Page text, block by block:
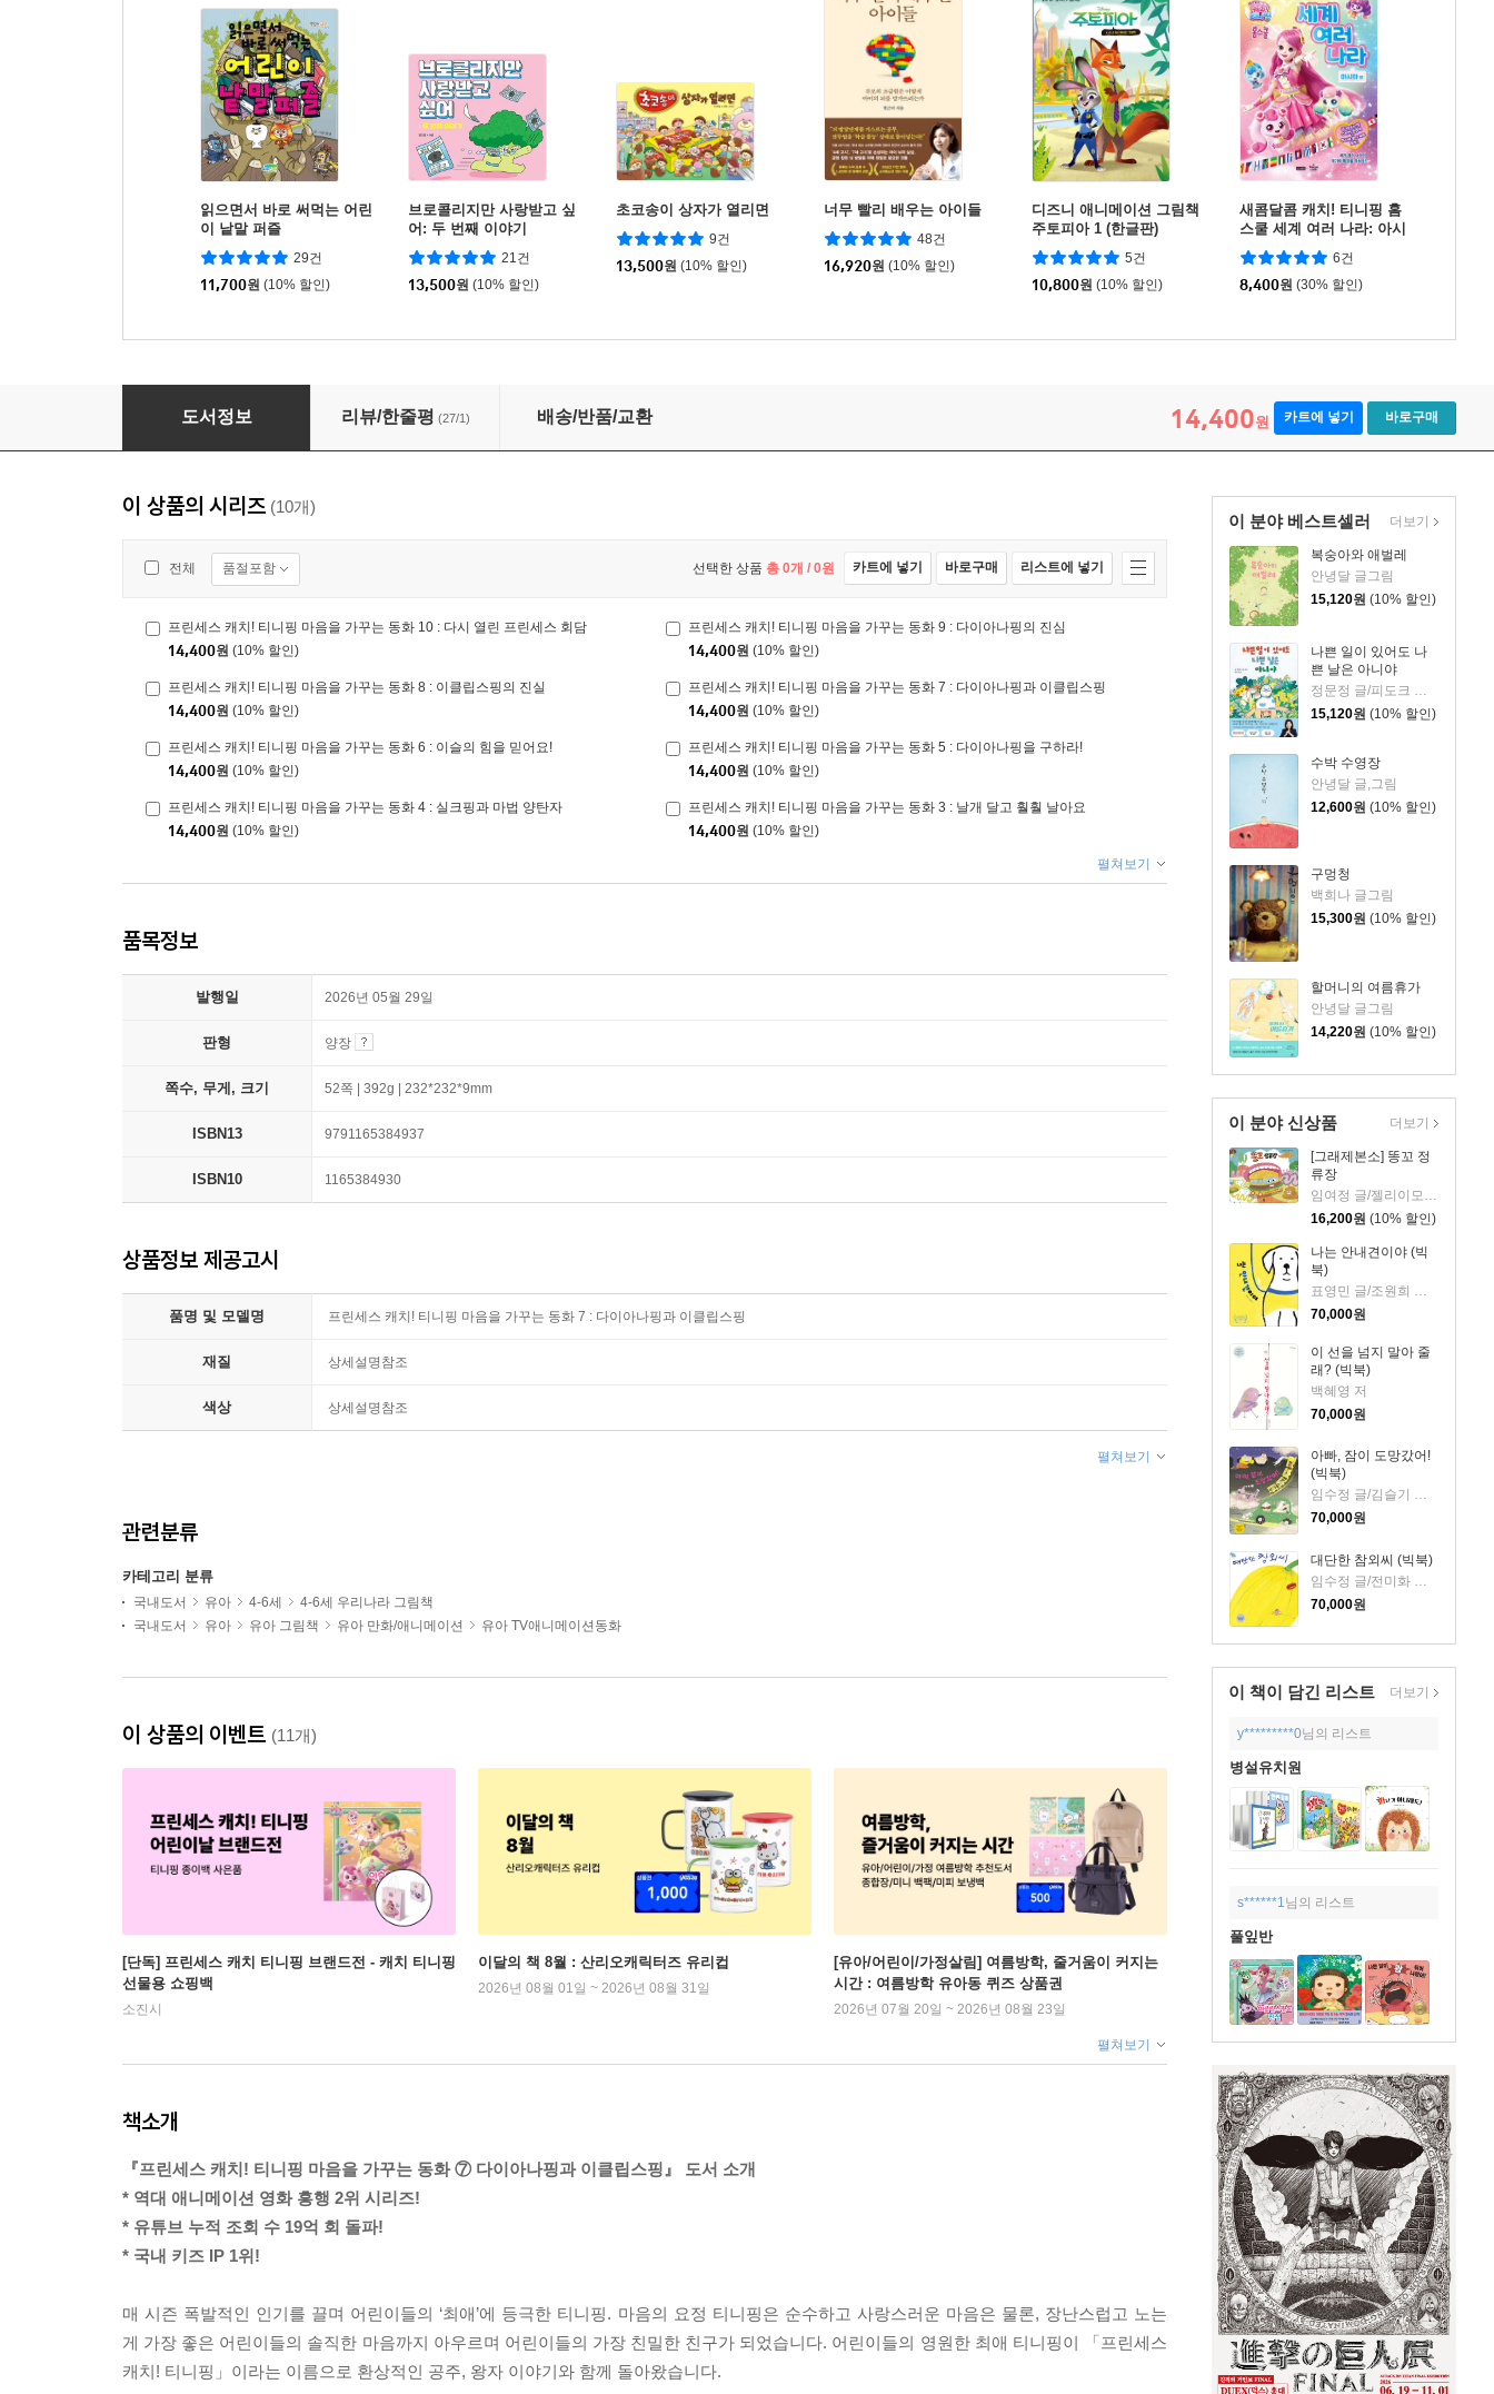
읽으면서 바로 써먹는 어린
이 낱말 퍼즐
29건
11,700원 (10% 할인)
브로콜리지만 사랑받고 싶
어: 두 번째 이야기
21건
13,500원 (10% 할인)
초코송이 상자가 열리면
9건
13,500원 (10% 할인)
너무 빨리 배우는 아이들
48건
16,920원 (10% 할인)
디즈니 애니메이션 그림책
주토피아 1 (한글판)
5건
10,800원 (10% 할인)
새콤달콤 캐치! 티니핑 홈
스쿨 세계 여러 나라: 아시
아편
6건
8,400원 (30% 할인)
프린세스 캐치! 티니핑 마음을 가꾸는 동화 7 : 다이아나핑과 이클립스핑
도서정보 리뷰/한줄평 (27/1) 배송/반품/교환 14,400원 카트에 넣기 바로구매
이 분야 베스트셀러
복숭아와 애벌레
안녕달 글그림
15,120원 (10% 할인)
나쁜 일이 있어도 나
쁜 날은 아니야
정문정 글/피도크 그림/천근아 감수
15,120원 (10% 할인)
수박 수영장
안녕달 글,그림
12,600원 (10% 할인)
구멍청
백희나 글그림
15,300원 (10% 할인)
할머니의 여름휴가
안녕달 글그림
14,220원 (10% 할인)
더보기
이 분야 신상품
[그래제본소] 똥꼬 정
류장
임여정 글/젤리이모 그림
16,200원 (10% 할인)
나는 안내견이야 (빅
북)
표영민 글/조원희 그림
70,000원
이 선을 넘지 말아 줄
래? (빅북)
백혜영 저
70,000원
아빠, 잠이 도망갔어!
(빅북)
70,000원
대단한 참외씨 (빅북)
임수정 글/전미화 그림
70,000원
더보기
이 책이 담긴 리스트 더보기
y*********0님의 리스트
병설유치원
s******1님의 리스트
풀잎반
이 상품의 시리즈 (10개)
전체 품절포함 선택한 상품 총 0개 / 0원 카트에 넣기 바로구매 리스트에 넣기
프린세스 캐치! 티니핑 마음을 가꾸는 동화 10 : 다시 열린 프린세스 회담
14,400원 (10% 할인)
프린세스 캐치! 티니핑 마음을 가꾸는 동화 9 : 다이아나핑의 진심
14,400원 (10% 할인)
프린세스 캐치! 티니핑 마음을 가꾸는 동화 8 : 이클립스핑의 진실
14,400원 (10% 할인)
프린세스 캐치! 티니핑 마음을 가꾸는 동화 7 : 다이아나핑과 이클립스핑
14,400원 (10% 할인)
프린세스 캐치! 티니핑 마음을 가꾸는 동화 6 : 이슬의 힘을 믿어요!
14,400원 (10% 할인)
프린세스 캐치! 티니핑 마음을 가꾸는 동화 5 : 다이아나핑을 구하라!
14,400원 (10% 할인)
프린세스 캐치! 티니핑 마음을 가꾸는 동화 4 : 실크핑과 마법 양탄자
14,400원 (10% 할인)
프린세스 캐치! 티니핑 마음을 가꾸는 동화 3 : 날개 달고 훨훨 날아요
14,400원 (10% 할인)
펼쳐보기
품목정보
발행일 2026년 05월 29일
판형 양장
쪽수, 무게, 크기 52쪽 | 392g | 232*232*9mm
ISBN13 9791165384937
ISBN10 1165384930
상품정보 제공고시
품명 및 모델명 프린세스 캐치! 티니핑 마음을 가꾸는 동화 7 : 다이아나핑과 이클립스핑
재질 상세설명참조
색상 상세설명참조
펼쳐보기
관련분류
카테고리 분류
국내도서 유아 4-6세
4-6세 우리나라 그림책
국내도서
유아 유아 그림책 유아 만화/애니메이션 유아 TV애니메이션동화
이 상품의 이벤트 (11개)
[단독] 프린세스 캐치 티니핑 브랜드전 - 캐치 티니핑
선물용 쇼핑백
소진시
이달의 책 8월 : 산리오캐릭터즈 유리컵
2026년 08월 01일 ~ 2026년 08월 31일
[유아/어린이/가정살림] 여름방학, 줄거움이 커지는
시간 : 여름방학 유아동 퀴즈 상품권
2026년 07월 20일 ~ 2026년 08월 23일
펼쳐보기
책소개
『프린세스 캐치! 티니핑 마음을 가꾸는 동화 ⑦ 다이아나핑과 이클립스핑』 도서 소개
* 역대 애니메이션 영화 흥행 2위 시리즈!
* 유튜브 누적 조회 수 19억 회 돌파!
* 국내 키즈 IP 1위!
매 시즌 폭발적인 인기를 끌며 어린이들의 ‘최애’에 등극한 티니핑. 마음의 요정 티니핑은 순수하고 사랑스러운 마음은 물론, 장난스럽고 노는
게 가장 좋은 어린이들의 솔직한 마음까지 아우르며 어린이들의 가장 친밀한 친구가 되었습니다. 어린이들의 영원한 최애 티니핑이 「프린세스
캐치! 티니핑」이라는 이름으로 환상적인 공주, 왕자 이야기와 함께 돌아왔습니다.